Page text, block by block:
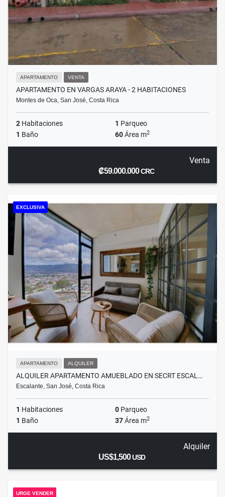
APARTAMENTO VENTA
APARTAMENTO EN VARGAS ARAYA - 2 HABITACIONES
Montes de Oca, San José, Costa Rica
2 Habitaciones 1 Parqueo
1 Baño 60Área m2
Venta
₡59.000.000CRC
EXCLUSIVA
APARTAMENTO ALQUILER
ALQUILER APARTAMENTO AMUEBLADO EN SECRT ESCAL…
Escalante, San José, Costa Rica
1 Habitaciones 0 Parqueo
1 Baño 37Área m2
Alquiler
US$1,500USD
URGE VENDER